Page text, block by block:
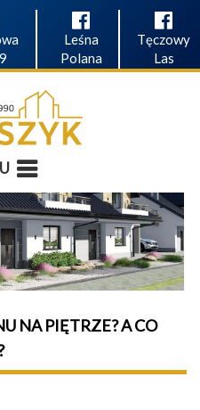
Leśna
Polana
Tęczowy
Las
NA PIĘTRZE? A CO